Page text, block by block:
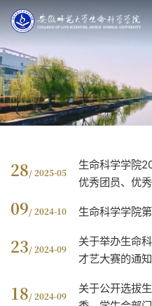
28/ 2025-05
生命科学学院
优秀团员、优
09/ 2024-10 生命科学学院
23/ 2024-09
关于举办生命
才艺大赛的通知
18/ 2024-09
关于公开选拔